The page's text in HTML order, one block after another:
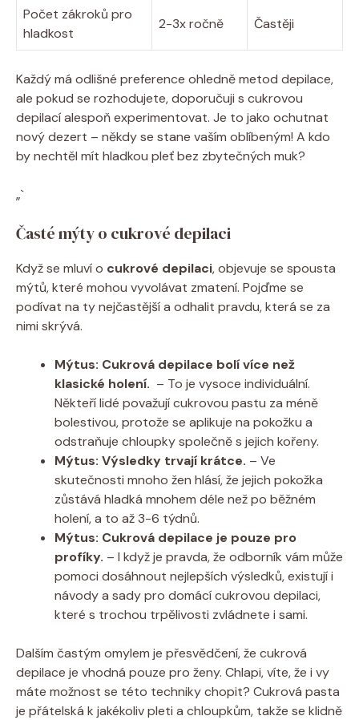
Počet zákroků pro
hladkost
2-3x ročně Častěji
Každý má‌ odlišné preference ohledně metod depilace,
‌ale pokud se rozhodujete, doporučuji s cukrovou
depilací alespoň experimentovat. ‍Je​ to jako ochutnat
nový dezert – někdy se stane​ vaším oblíbeným! A kdo
by‌ nechtěl ‍mít hladkou pleť bez zbytečných muk?
„`
Časté​ mýty o ⁣cukrové depilaci
Když se mluví o cukrové depilaci, objevuje se spousta
⁣mýtů,⁣ které‍ mohou ‌vyvolávat zmatení. Pojďme se
‌podívat na ty nejčastější a odhalit pravdu, která se za‍
nimi skrývá.
Mýtus: Cukrová depilace bolí více než⁢
klasické ‌holení. ‌ – To je vysoce individuální.
Někteří lidé považují cukrovou pastu za méně
bolestivou, protože ⁤se aplikuje na⁣ pokožku a
odstraňuje chloupky společně s jejich kořeny.
Mýtus: Výsledky trvají krátce. – Ve
skutečnosti mnoho ‍žen hlásí, že jejich pokožka
zůstává hladká⁤ mnohem⁣ déle‌ než ‍po běžném
holení, a to až 3-6 týdnů.
Mýtus: Cukrová depilace je pouze pro⁢
profíky. – I když je⁣ pravda, že odborník vám může⁢
pomoci dosáhnout nejlepších výsledků, existují i
návody a ‍sady pro domácí cukrovou depilaci,
které s ​trochou trpělivosti zvládnete i sami.
Dalším častým‌ omylem ⁢je přesvědčení, že cukrová​
depilace⁢ je vhodná pouze pro ženy. ​Chlapi, víte, že i vy
máte možnost se této techniky chopit?‍ Cukrová ⁢pasta
je přátelská k ⁢jakékoliv pleti a chloupkům,‌ takže​ se klidně